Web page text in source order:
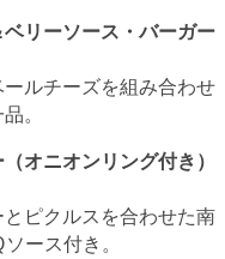
ベリーソース・バーガー
ルチーズを組み合わせ
。
オニオンリング付き）
ピクルスを合わせた南
ース付き。